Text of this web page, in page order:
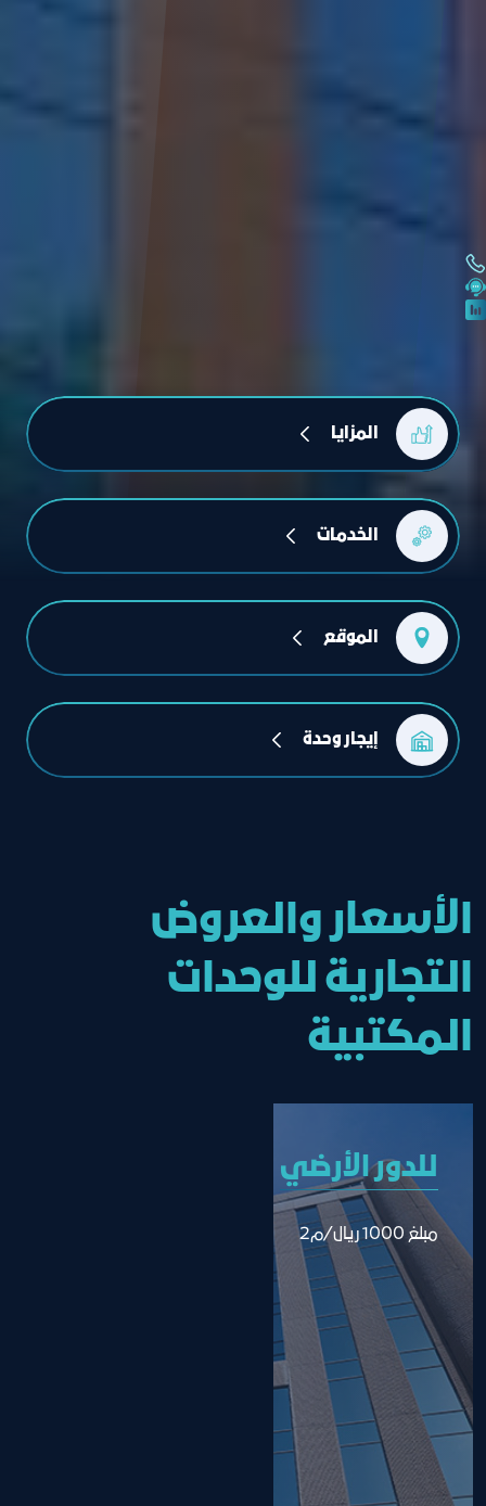
المزايا
الخدمات
الموقع
إيجار وحدة
الأسعار والعروض
التجارية للوحدات
المكتبية
للدور الأرضي
مبلغ 1000 ريال/م2